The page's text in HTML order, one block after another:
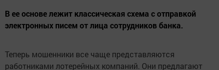
В ее основе лежит классическая схема с отправкой
электронных писем от лица сотрудников банка.
Теперь мошенники все чаще представляются
работниками лотерейных компаний. Они предлагают